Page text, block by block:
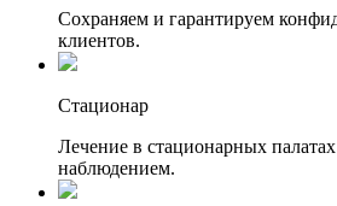
Сохраняем и гарантируем
клиентов.
Стационар
Лечение в стационарных
наблюдением.